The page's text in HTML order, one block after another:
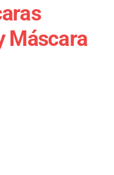
Máscara